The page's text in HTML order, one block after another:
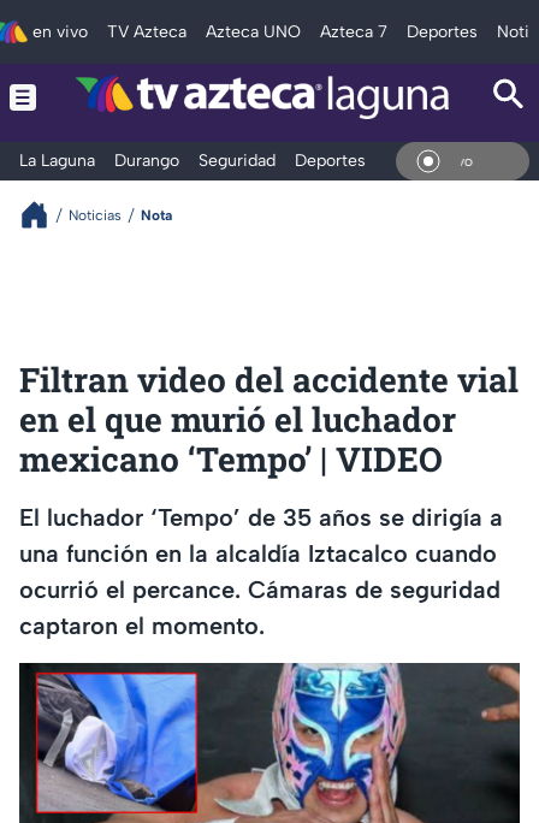
en vivo TV Azteca Azteca UNO Azteca 7 Deportes
La Laguna Durango Seguridad Deportes Entretenimiento En
Noticias Nota
Filtran video del accidente vial
en el que murió el luchador
mexicano ‘Tempo’ | VIDEO
El luchador ‘Tempo’ de 35 años se dirigía a
una función en la alcaldía Iztacalco cuando
ocurrió el percance. Cámaras de seguridad
captaron el momento.